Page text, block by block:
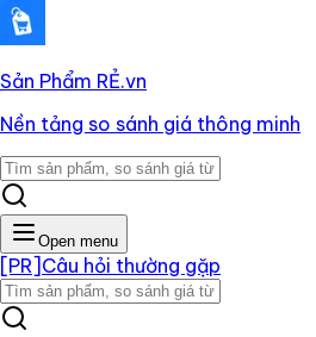
Sản Phẩm RẺ.vn
Nền tảng so sánh giá thông minh
Open menu
[PR] Câu hỏi thường gặp